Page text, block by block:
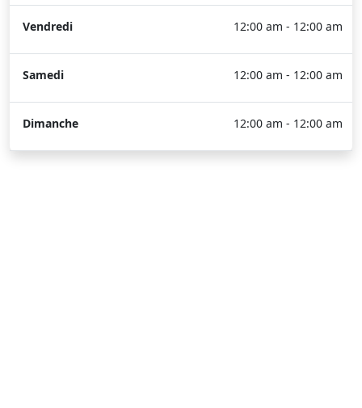
Vendredi 12:00 am - 12:00 am
Samedi 12:00 am - 12:00 am
Dimanche 12:00 am - 12:00 am